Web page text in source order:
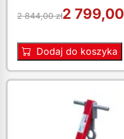
2 844,00zł2 799,00
Dodaj do koszyka